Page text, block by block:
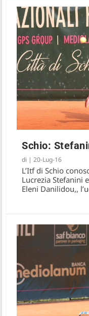
Stefanini,
Schio:
di |20-Lug-16
L’Itf di Schio
Lucrezia Stefanini
Eleni Danilidou,,